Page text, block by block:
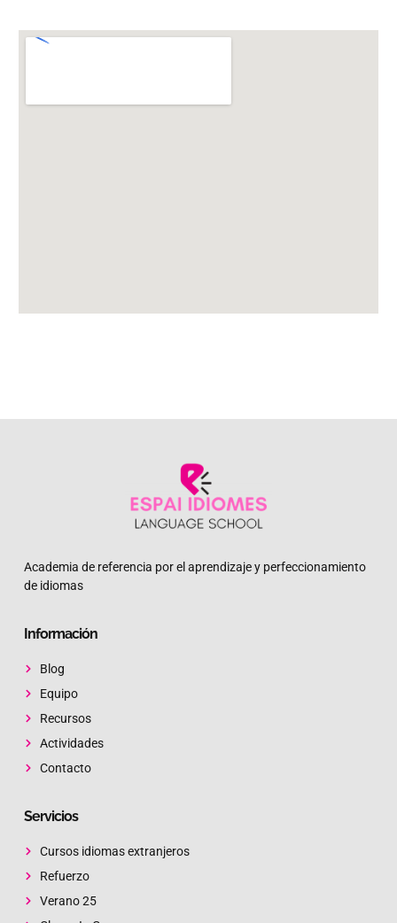
Academia de referencia por el aprendizaje y perfeccionamiento
de idiomas
Información
Blog
Equipo
Recursos
Actividades
Contacto
Servicios
Cursos idiomas extranjeros
Refuerzo
Verano 25